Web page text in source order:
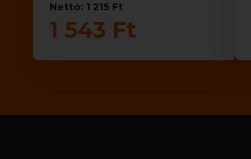
Nettó: 1 215 Ft
1 543 Ft